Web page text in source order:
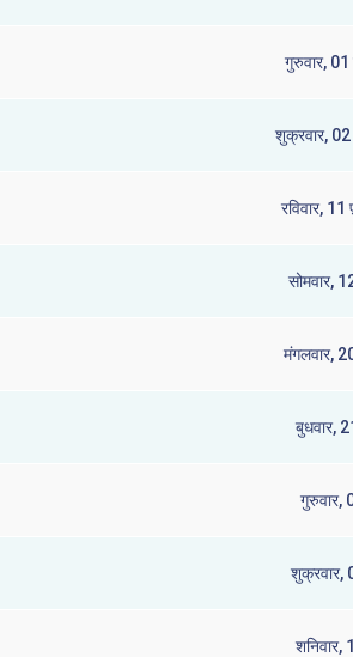
गुरुवार,
शुक्रवार,
रविवार,
सोमवार,
मंगलवार,
बुधवार,
गुरुवार,
शुक्रवार,
शनिवार,